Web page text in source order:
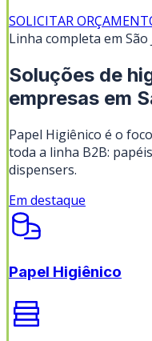
SOLICITAR
Linha completa em São
Soluções de
empresas em
Papel Higiênico é o
toda a linha B2B:
dispensers.
Em destaque
Papel Higiênico